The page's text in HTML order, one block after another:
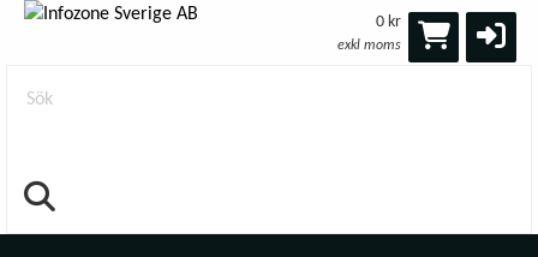
0 kr
exkl moms
Sök